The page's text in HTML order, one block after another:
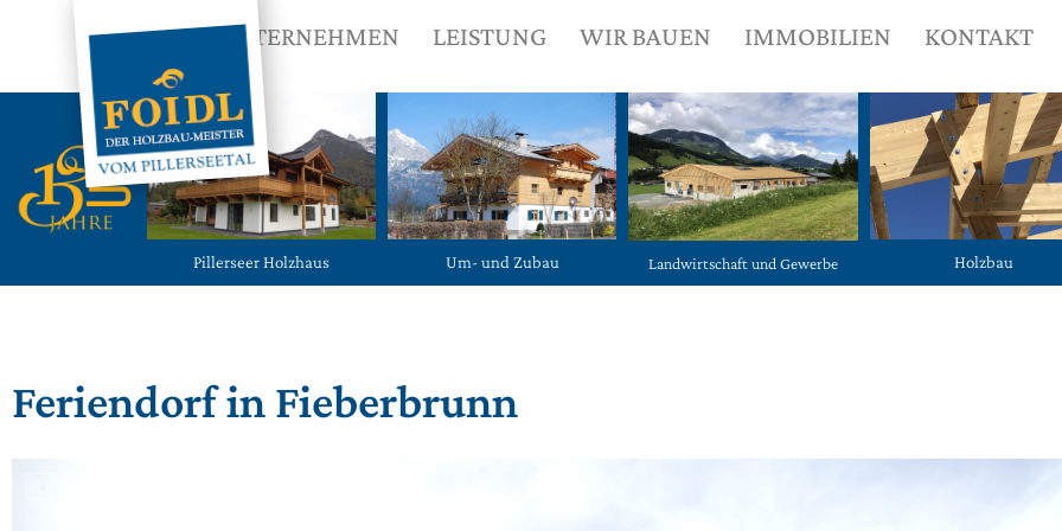
UNTERNEHMEN LEISTUNG WIR BAUEN IMMOBILIEN KONTAKT
Pillerseer Holzhaus Um- und Zubau Landwirtschaft und Gewerbe Holzbau
Feriendorf in Fieberbrunn